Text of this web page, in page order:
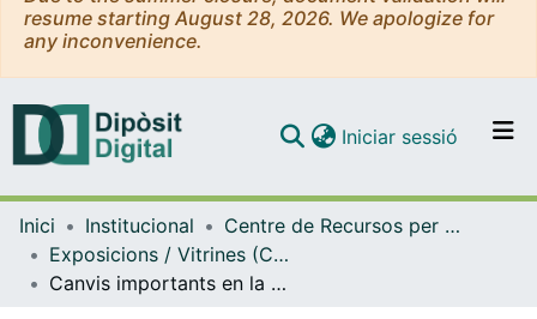
resume starting August 28, 2026. We apologize for
any inconvenience.
Navega per tot el DD
Iniciar sessió (current)
Inici Institucional
Centre de Recursos per a l'Aprenentatge i la Investigació (CRAI-UB) - Institucional
Exposicions / Vitrines (CRAI-UB)
Canvis importants en la cita prèvia per accedir als CRAI Biblioteques de la UB. (Octubre 2020)